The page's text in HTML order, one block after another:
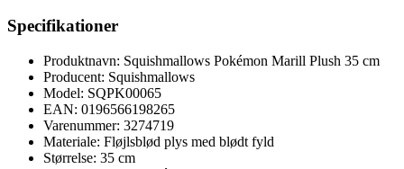
Specifikationer
Produktnavn: Squishmallows Pokémon Marill Plush 35 cm
Producent: Squishmallows
Model: SQPK00065
EAN: 0196566198265
Varenummer: 3274719
Materiale: Fløjlsblød plys med blødt fyld
Størrelse: 35 cm